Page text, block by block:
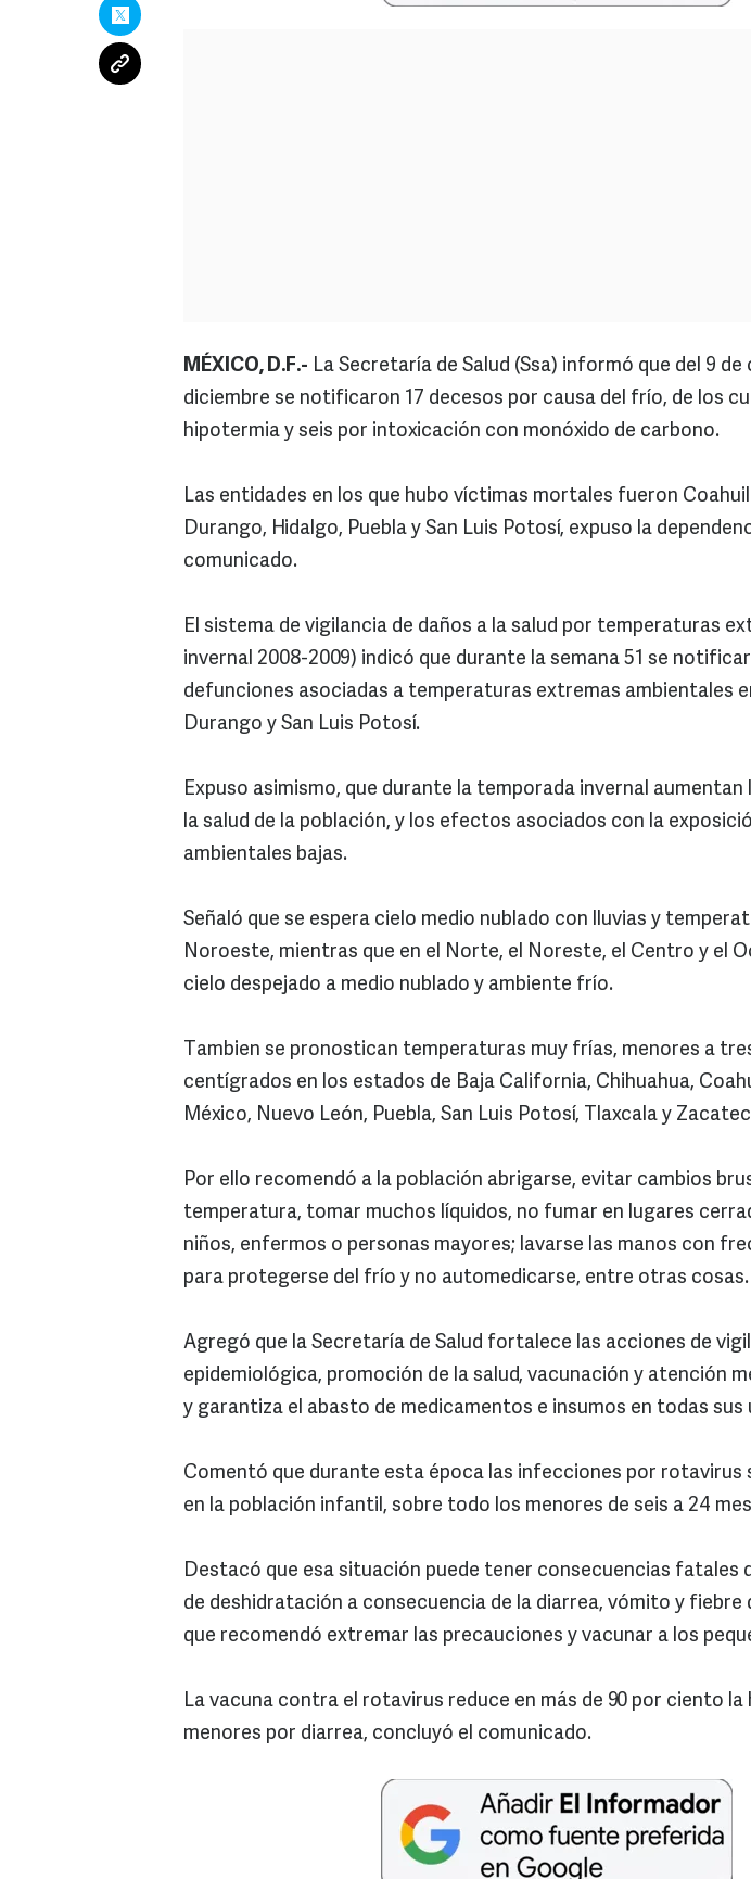
MÉXICO, D.F.- La Secretaría de Salud (Ssa) informó que del 9
diciembre se notificaron 17 decesos por causa del frío, de los
hipotermia y seis por intoxicación con monóxido de carbono.
Las entidades en los que hubo víctimas mortales fueron
Durango, Hidalgo, Puebla y San Luis Potosí, expuso la
comunicado.
El sistema de vigilancia de daños a la salud por temperaturas
invernal 2008-2009) indicó que durante la semana 51 se
defunciones asociadas a temperaturas extremas ambientales
Durango y San Luis Potosí.
Expuso asimismo, que durante la temporada invernal
la salud de la población, y los efectos asociados con la
ambientales bajas.
Señaló que se espera cielo medio nublado con lluvias y
Noroeste, mientras que en el Norte, el Noreste, el Centro y el
cielo despejado a medio nublado y ambiente frío.
Tambien se pronostican temperaturas muy frías, menores a
centígrados en los estados de Baja California, Chihuahua,
México, Nuevo León, Puebla, San Luis Potosí, Tlaxcala y
Por ello recomendó a la población abrigarse, evitar cambios
temperatura, tomar muchos líquidos, no fumar en lugares
niños, enfermos o personas mayores; lavarse las manos con
para protegerse del frío y no automedicarse, entre otras cosas.
Agregó que la Secretaría de Salud fortalece las acciones de
epidemiológica, promoción de la salud, vacunación y atención
y garantiza el abasto de medicamentos e insumos en todas sus
Comentó que durante esta época las infecciones por rotavirus
en la población infantil, sobre todo los menores de seis a 24
Destacó que esa situación puede tener consecuencias fatales
de deshidratación a consecuencia de la diarrea, vómito y fiebre
que recomendó extremar las precauciones y vacunar a los
La vacuna contra el rotavirus reduce en más de 90 por ciento
menores por diarrea, concluyó el comunicado.